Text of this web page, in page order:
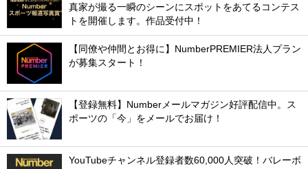
真家が撮る一瞬のシーンにスポットをあてるコンテス
トを開催します。作品受付中！
【同僚や仲間とお得に】NumberPREMIER法人プラン
が募集スタート！
【登録無料】Numberメールマガジン好評配信中。ス
ポーツの「今」をメールでお届け！
YouTubeチャンネル登録者数60,000人突破！バレーボ